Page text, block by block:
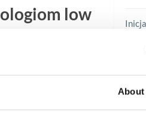
About
low